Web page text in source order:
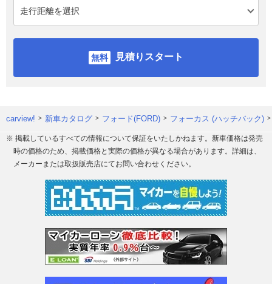
見積りスタート
carview! 新車カタログ フォード(FORD) フォーカス (ハッチバック)
※ 掲載しているすべての情報について保証をいたしかねます。新車価格は発売
時の価格のため、掲載価格と実際の価格が異なる場合があります。詳細は、
メーカーまたは取扱販売店にてお問い合わせください。